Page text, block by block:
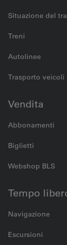
Situazione del
Treni
Autolinee
Trasporto veicoli
Vendita
Abbonamenti
Biglietti
Webshop BLS
Tempo
Navigazione
Escursioni